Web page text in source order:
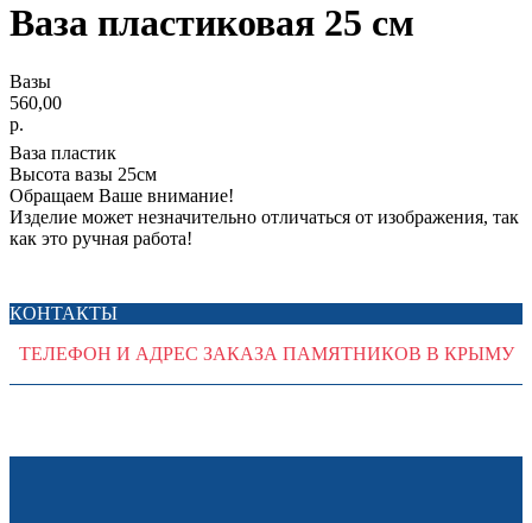
Ваза пластиковая 25 см
Вазы
560,00
р.
Ваза пластик
Высота вазы 25см
Обращаем Ваше внимание!
Изделие может незначительно отличаться от изображения, так
как это ручная работа!
КОНТАКТЫ
ТЕЛЕФОН И АДРЕС ЗАКАЗА ПАМЯТНИКОВ В КРЫМУ